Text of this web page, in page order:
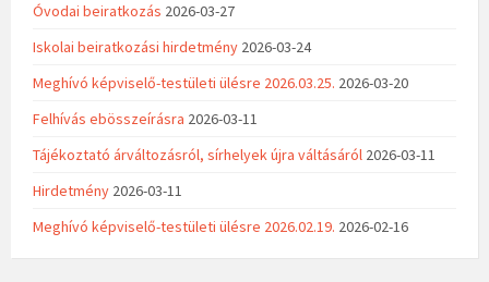
Óvodai beiratkozás 2026-03-27
Iskolai beiratkozási hirdetmény 2026-03-24
Meghívó képviselő-testületi ülésre 2026.03.25. 2026-03-20
Felhívás ebösszeírásra 2026-03-11
Tájékoztató árváltozásról, sírhelyek újra váltásáról 2026-03-11
Hirdetmény 2026-03-11
Meghívó képviselő-testületi ülésre 2026.02.19. 2026-02-16